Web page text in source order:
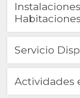
IMÁGENES
VÍDEOS
DESCARGAR
VÍDEOS
MAPA
UBICACIÓN
DIRECCIONES
CONTACTO
CAMBIAR
IDIOMA
Servicio
Actividades